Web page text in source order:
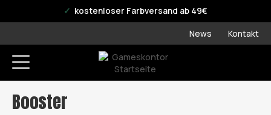
offizieller WPN Storekostenloser Farbversand ab 49€
News Kontakt
Booster